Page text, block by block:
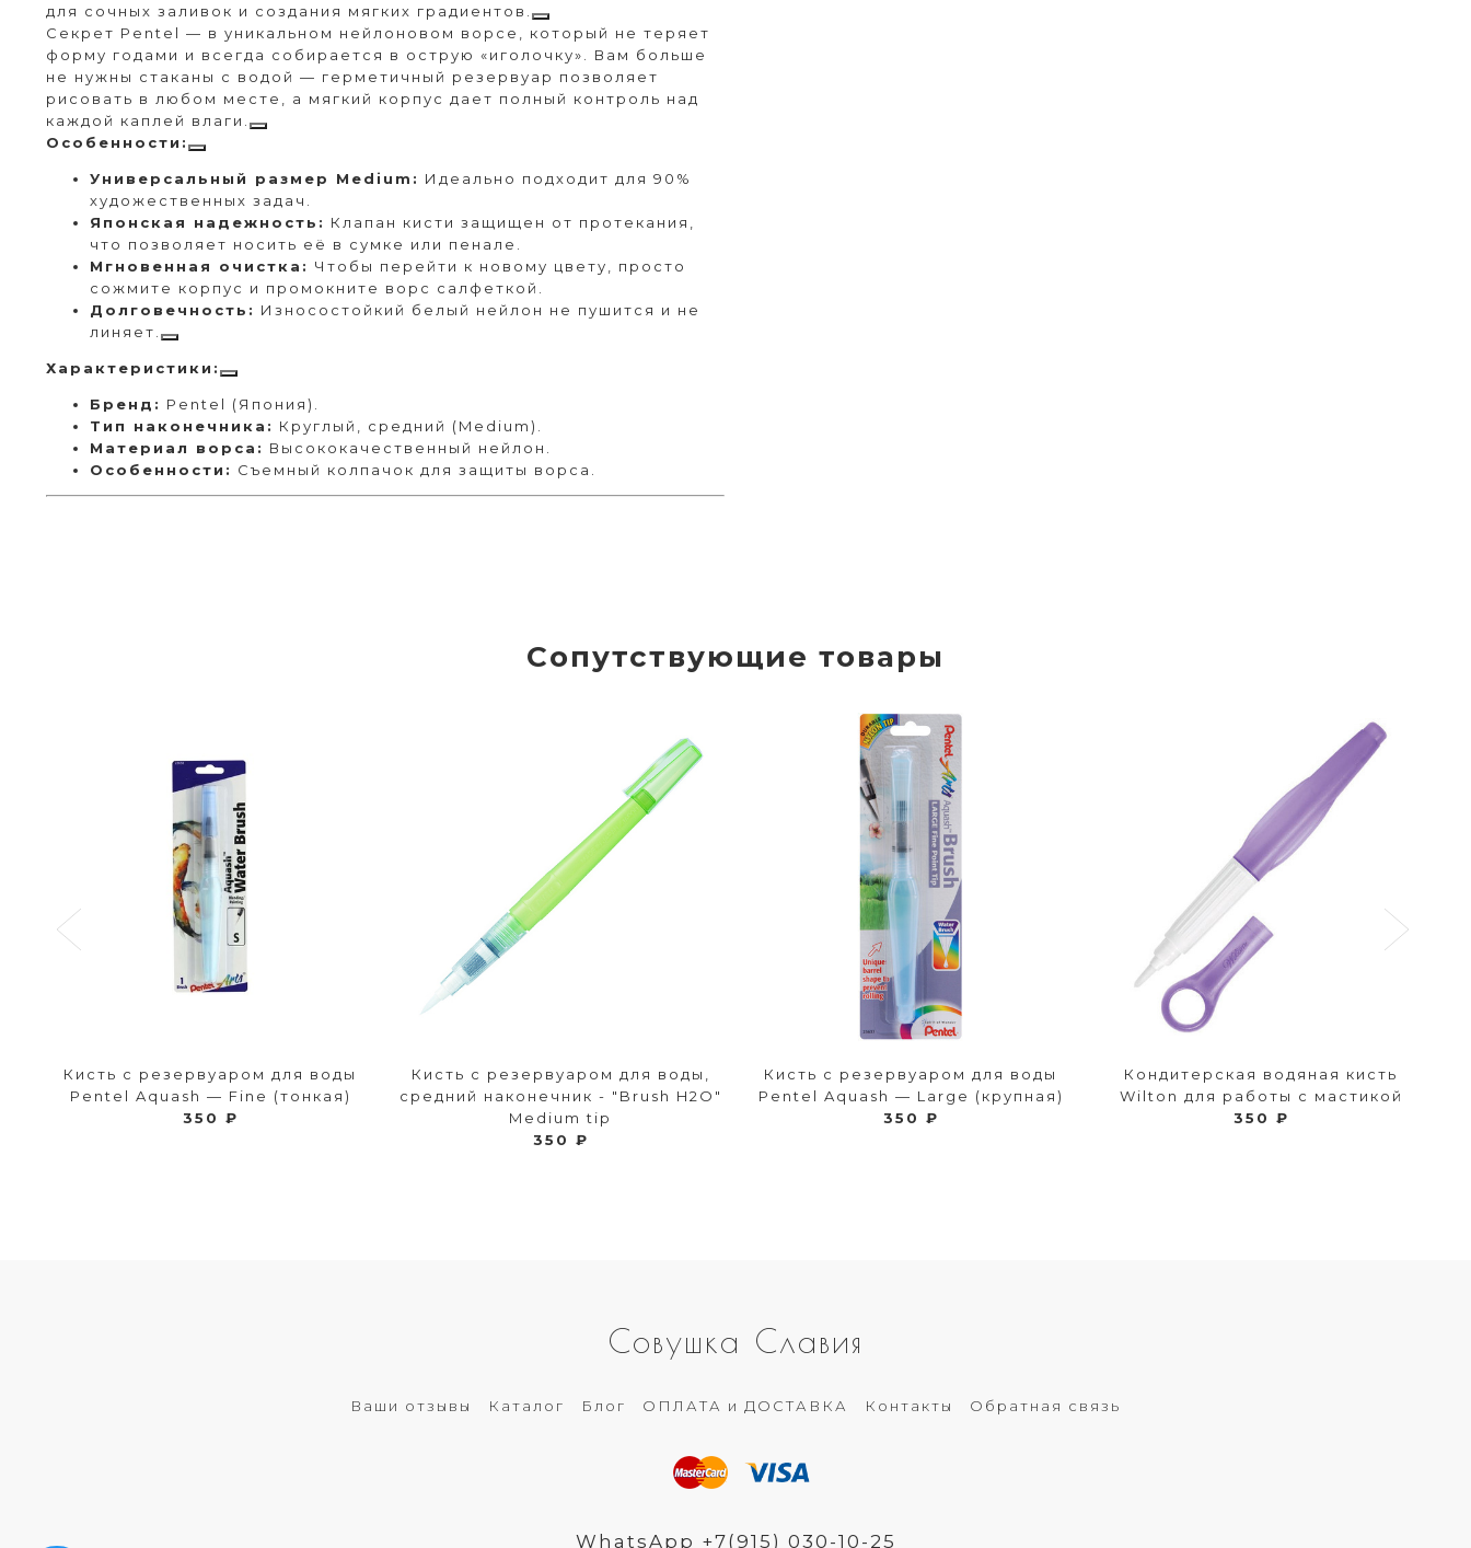
для сочных заливок и создания мягких градиентов.
Секрет Pentel — в уникальном нейлоновом ворсе, который не теряет
форму годами и всегда собирается в острую «иголочку». Вам больше
не нужны стаканы с водой — герметичный резервуар позволяет
рисовать в любом месте, а мягкий корпус дает полный контроль над
каждой каплей влаги.
Особенности:
Универсальный размер Medium: Идеально подходит для 90%
художественных задач.
Японская надежность: Клапан кисти защищен от протекания,
что позволяет носить её в сумке или пенале.
Мгновенная очистка: Чтобы перейти к новому цвету, просто
сожмите корпус и промокните ворс салфеткой.
Долговечность: Износостойкий белый нейлон не пушится и не
линяет.
Характеристики:
Бренд: Pentel (Япония).
Тип наконечника: Круглый, средний (Medium).
Материал ворса: Высококачественный нейлон.
Особенности: Съемный колпачок для защиты ворса.
Сопутствующие товары
Кисть с резервуаром для воды
Pentel Aquash — Fine (тонкая)
350 ₽
Кисть с резервуаром для воды,
средний наконечник - "Brush H2O"
Medium tip
350 ₽
Кисть с резервуаром для воды
Pentel Aquash — Large (крупная)
350 ₽
Кондитерская водяная кисть
Wilton для работы с мастикой
350 ₽
Совушка Славия
Ваши отзывы Каталог Блог ОПЛАТА и ДОСТАВКА Контакты Обратная связь
WhatsApp +7(915) 030-10-25